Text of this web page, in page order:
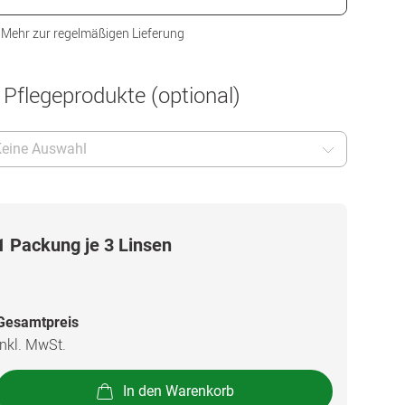
Mehr zur regelmäßigen Lieferung
(optional)
Auswahl
Packung je 3 Linsen
MwSt.
In den Warenkorb